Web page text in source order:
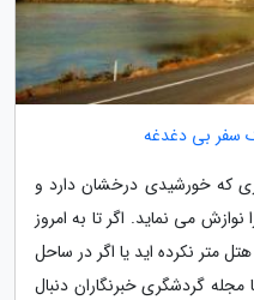
سفر بی دغدغه
که خورشیدی درخشان دارد و
می نماید. اگر تا به امروز
متر نکرده اید یا اگر در ساحل
مجله گردشگری خبرنگاران دنبال